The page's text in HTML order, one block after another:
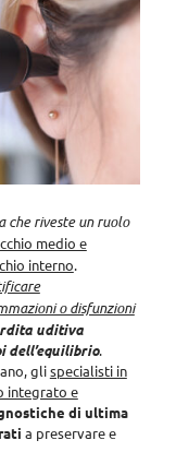
che riveste un ruolo
medio e
interno.
o disfunzioni
uditiva
dell’equilibrio.
glispecialisti in
integrato e
di ultima
a preservare e